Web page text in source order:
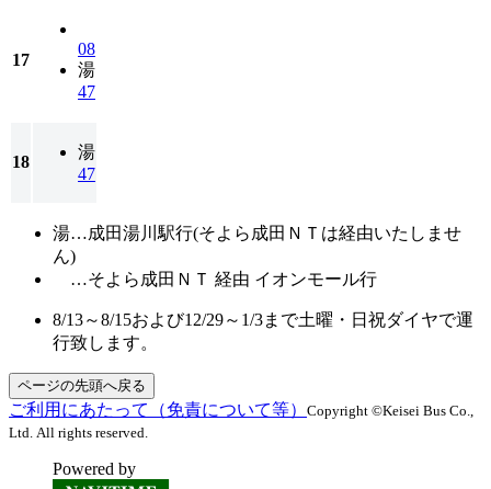
17
08
湯
47
18
湯
47
湯…成田湯川駅行(そよら成田ＮＴは経由いたしませ
ん)
…そよら成田ＮＴ 経由 イオンモール行
8/13～8/15および12/29～1/3まで土曜・日祝ダイヤで運
行致します。
ページの先頭へ戻る
ご利用にあたって（免責について等） Copyright ©Keisei Bus Co.,
Ltd. All rights reserved.
Powered by